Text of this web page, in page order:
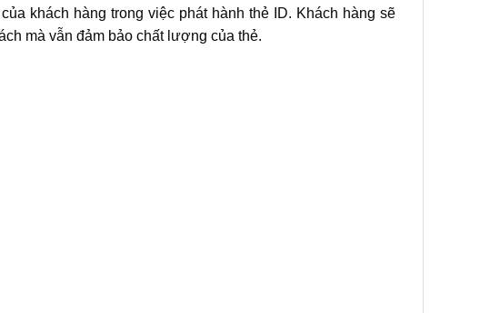
khách hàng trong việc phát hành thẻ ID. Khách hàng sẽ
mà vẫn đảm bảo chất lượng của thẻ.